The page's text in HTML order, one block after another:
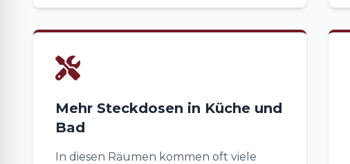
Mehr Steckdosen in Küche und
Bad
In diesen Räumen kommen oft viele